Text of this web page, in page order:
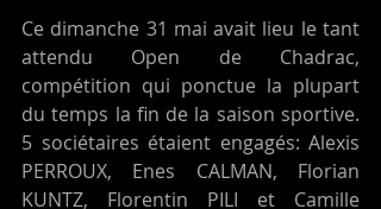
Ce dimanche 31 mai avait lieu le tant
attendu Open de Chadrac,
compétition qui ponctue la plupart
du temps la fin de la saison sportive.
5 sociétaires étaient engagés: Alexis
PERROUX, Enes CALMAN, Florian
KUNTZ, Florentin PILI et Camille